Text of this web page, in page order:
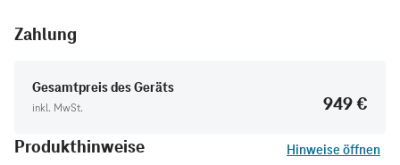
Zahlung
Gesamtpreis des Geräts
inkl. MwSt.
949 €
Produkthinweise
Hinweise öffnen